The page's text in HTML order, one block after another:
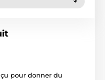
pour donner du